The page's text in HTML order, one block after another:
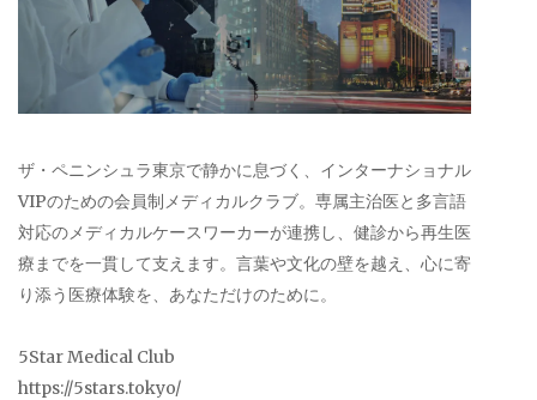
ザ・ペニンシュラ東京で静かに息づく、インターナショナル
VIPのための会員制メディカルクラブ。専属主治医と多言語
対応のメディカルケースワーカーが連携し、健診から再生医
療までを一貫して支えます。言葉や文化の壁を越え、心に寄
り添う医療体験を、あなただけのために。
5Star Medical Club
https://5stars.tokyo/